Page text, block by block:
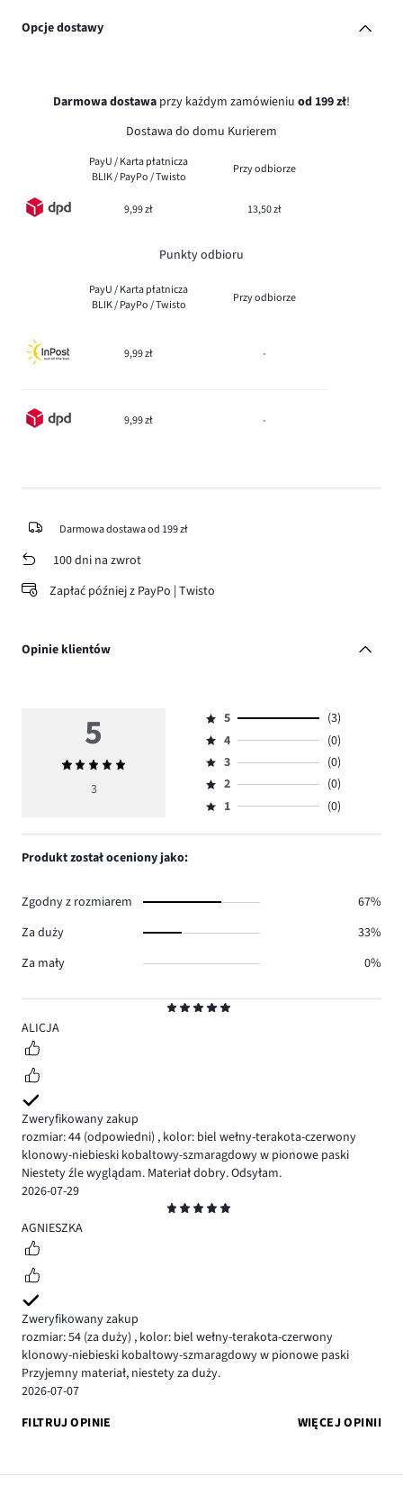
Opcje dostawy
Darmowa dostawa przy każdym zamówieniu od 199 zł!
Dostawa do domu Kurierem
PayU / Karta płatnicza
BLIK / PayPo / Twisto
Przy odbiorze
9,99 zł 13,50 zł
Punkty odbioru
PayU / Karta płatnicza
BLIK / PayPo / Twisto
Przy odbiorze
9,99 zł -
9,99 zł -
Darmowa dostawa od 199 zł
100 dni na zwrot
Zapłać później z PayPo | Twisto
Opinie klientów
5
ALICJA
Zweryfikowany zakup
rozmiar: 44 (odpowiedni) , kolor: biel wełny-terakota-czerwony
klonowy-niebieski kobaltowy-szmaragdowy w pionowe paski
Niestety źle wyglądam. Materiał dobry. Odsyłam.
2026-07-29
5
AGNIESZKA
Zweryfikowany zakup
rozmiar: 54 (za duży) , kolor: biel wełny-terakota-czerwony
klonowy-niebieski kobaltowy-szmaragdowy w pionowe paski
Przyjemny materiał, niestety za duży.
2026-07-07
FILTRUJ OPINIE
WIĘCEJ OPINII
5
Średnia
ocena
3
Ocena
5,
ilość
głosów
3.
5
(3)
Ocena
4,
ilość
głosów
4
(0)
Ocena
3,
ilość
3
(0)
Ocena
2,
2
(0)
Ocena
1,
1 (0)
Produkt został oceniony jako:
Zgodny z rozmiarem
67%
Za duży
33%
Za mały
0%